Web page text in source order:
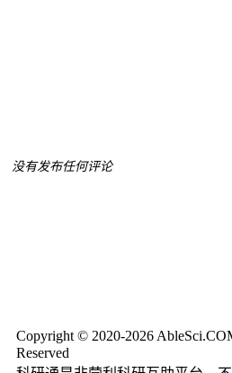
没有发布任何评论
Copyright © 2020-2026
Reserved